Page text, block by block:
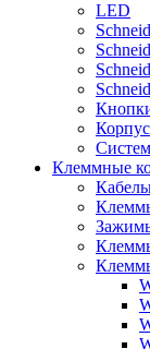
LED
Клеммные